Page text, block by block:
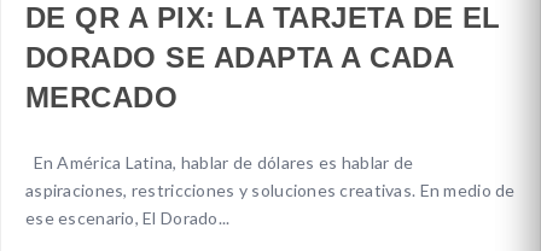
DE QR A PIX: LA TARJETA DE EL
DORADO SE ADAPTA A CADA
MERCADO
En América Latina, hablar de dólares es hablar de
aspiraciones, restricciones y soluciones creativas. En medio de
ese escenario, El Dorado...